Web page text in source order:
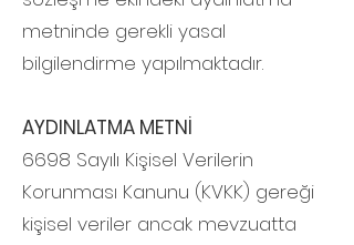
metninde gerekli yasal
bilgilendirme yapılmaktadır.
AYDINLATMA METNİ
6698 Sayılı Kişisel Verilerin
Korunması Kanunu (KVKK) gereği
kişisel veriler ancak mevzuatta